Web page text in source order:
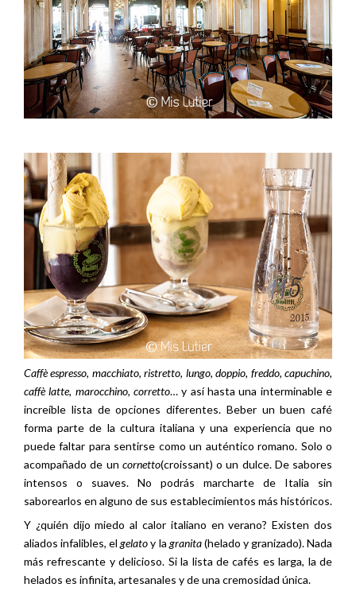
Caffè espresso, macchiato, ristretto, lungo, doppio, freddo, capuchino,
caffè latte, marocchino, corretto… y así hasta una interminable e
increíble lista de opciones diferentes. Beber un buen café
forma parte de la cultura italiana y una experiencia que no
puede faltar para sentirse como un auténtico romano. Solo o
acompañado de un cornetto(croissant) o un dulce. De sabores
intensos o suaves. No podrás marcharte de Italia sin
saborearlos en alguno de sus establecimientos más históricos.
Y ¿quién dijo miedo al calor italiano en verano? Existen dos
aliados infalibles, elgelatoy la granita(helado y granizado). Nada
más refrescante y delicioso. Si la lista de cafés es larga, la de
helados es infinita, artesanales y de una cremosidad única.